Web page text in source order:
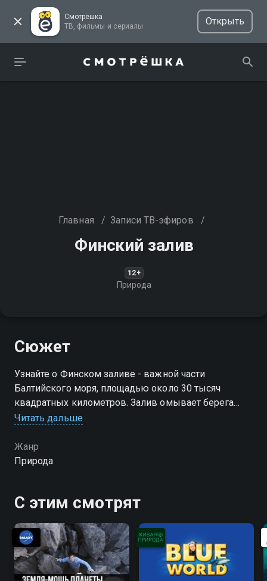
Смотрёшка
ТВ, фильмы и сериалы
Открыть
Главная / Записи ТВ-эфиров /
Финский залив
12+
Природа
Сюжет
Узнайте о Финском заливе - важной части
Балтийского моря, площадью около 30 тысяч
квадратных километров. Залив омывает берега
России, Эстонии и Финляндии и включает крупные
Читать дальше
Жанр
Природа
С этим смотрят